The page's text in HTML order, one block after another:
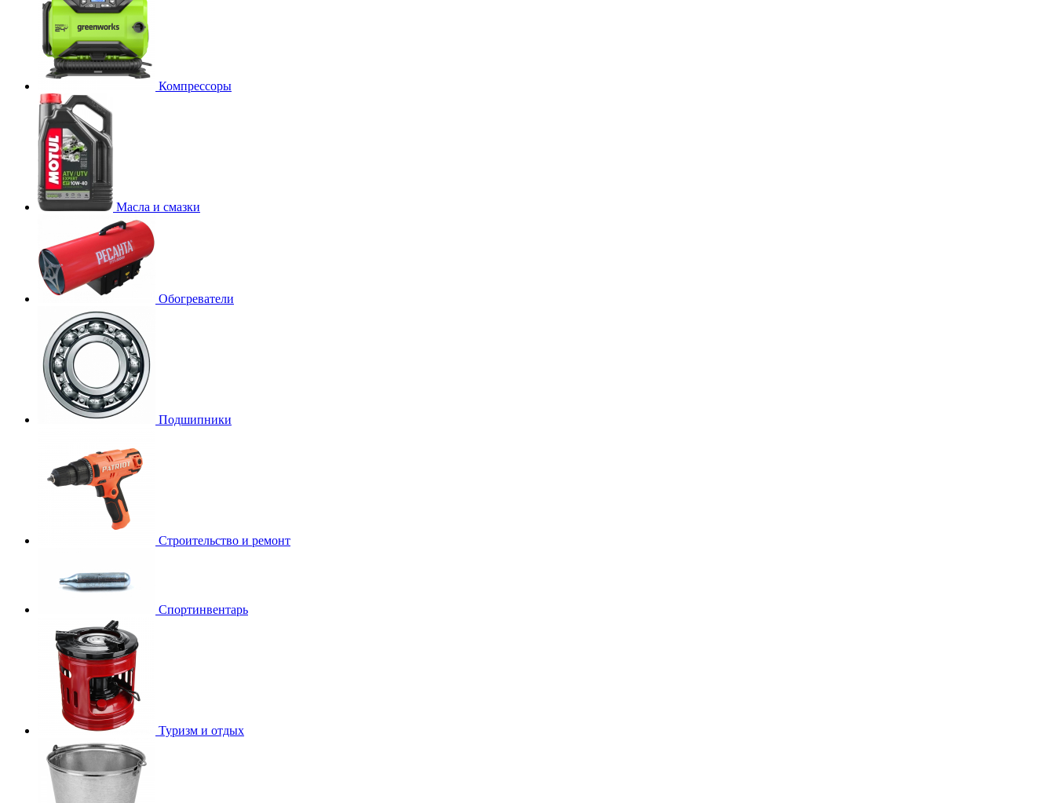
Компрессоры
Масла и смазки
Обогреватели
Подшипники
Строительство и ремонт
Спортинвентарь
Туризм и отдых